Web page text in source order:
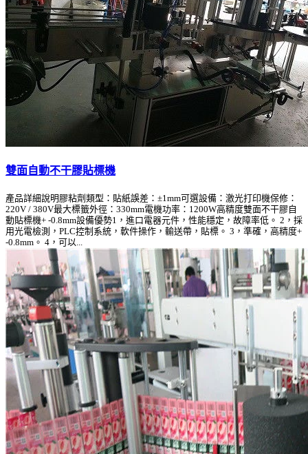
雙面自動不干膠貼標機
產品詳細說明膠粘劑類型：貼紙誤差：±1mm可選設備：激光打印機保修：
220V / 380V最大標籤外徑：330mm電機功率：1200W高精度雙面不干膠自
動貼標機+ -0.8mm設備優勢1，進口電器元件，性能穩定，故障率低。 2，採
用光電檢測，PLC控制系統，軟件操作，輸送帶，貼標。 3，準確，高精度+
-0.8mm。 4，可以...